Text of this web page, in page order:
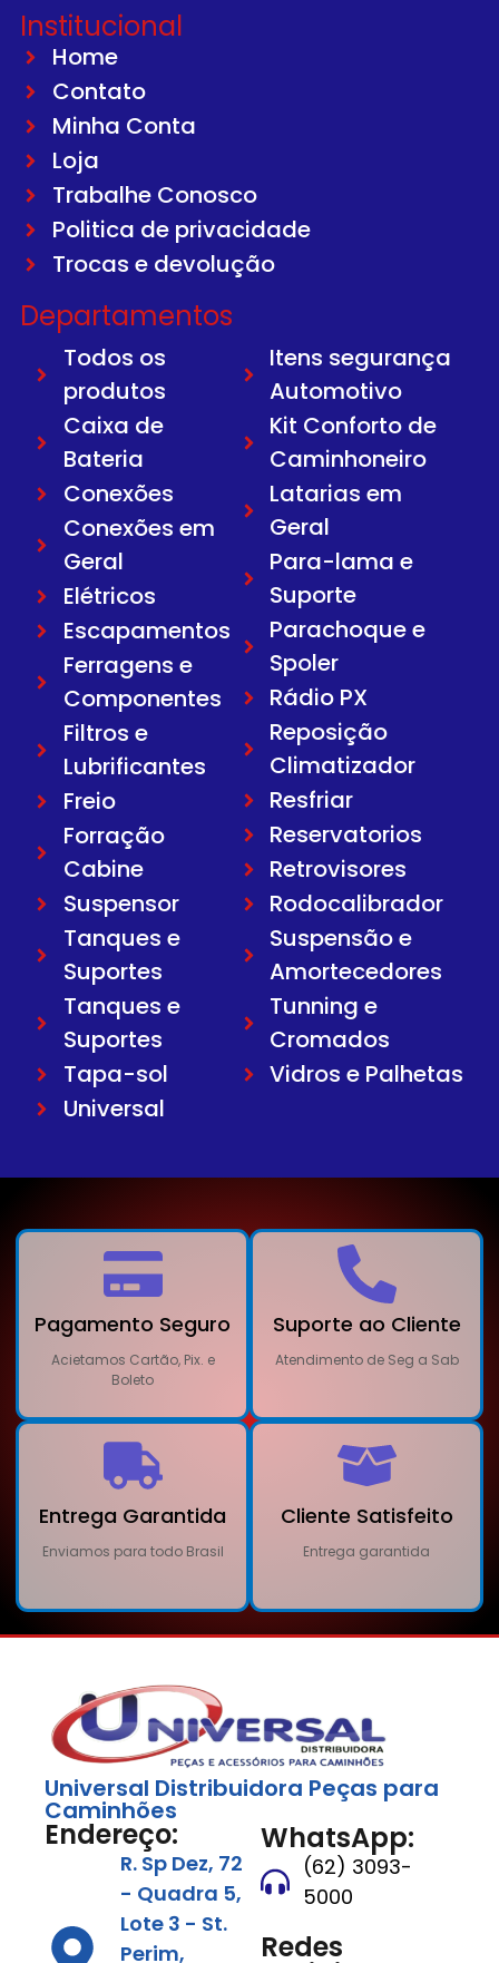
Institucional
Home
Contato
Minha Conta
Loja
Trabalhe Conosco
Politica de privacidade
Trocas e devolução
Departamentos
Todos os
produtos
Caixa de
Bateria
Conexões
Conexões em
Geral
Elétricos
Escapamentos
Ferragens e
Componentes
Filtros e
Lubrificantes
Freio
Forração
Cabine
Suspensor
Tanques e
Suportes
Tanques e
Suportes
Tapa-sol
Universal
Itens segurança
Automotivo
Kit Conforto de
Caminhoneiro
Latarias em
Geral
Para-lama e
Suporte
Parachoque e
Spoler
Rádio PX
Reposição
Climatizador
Resfriar
Reservatorios
Retrovisores
Rodocalibrador
Suspensão e
Amortecedores
Tunning e
Cromados
Vidros e Palhetas
Pagamento Seguro
Acietamos Cartão, Pix. e
Boleto
Suporte ao Cliente
Atendimento de Seg a Sab
Entrega Garantida
Enviamos para todo Brasil
Cliente Satisfeito
Entrega garantida
Universal Distribuidora Peças para
Caminhões
Endereço:
R. Sp Dez, 72
- Quadra 5,
Lote 3 - St.
Perim,
WhatsApp:
(62) 3093-
5000
Redes